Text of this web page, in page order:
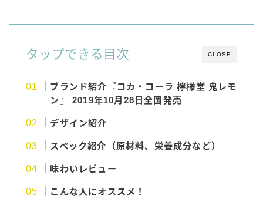
宝焼酎のお茶割りシリーズ
極上レモンサワー
極上フルーツサワー
すみか
CLOSE
タップできる目次
ブランド紹介『コカ・コーラ 檸檬堂 鬼レモ
ン』 2019年10月28日全国発売
デザイン紹介
スペック紹介（原材料、栄養成分など）
味わいレビュー
こんな人にオススメ！